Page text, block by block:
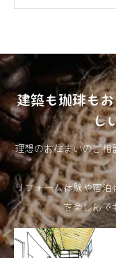
建築も珈琲も
し
理想のお住まいのご
リフォーム体験や宿
を楽しんで